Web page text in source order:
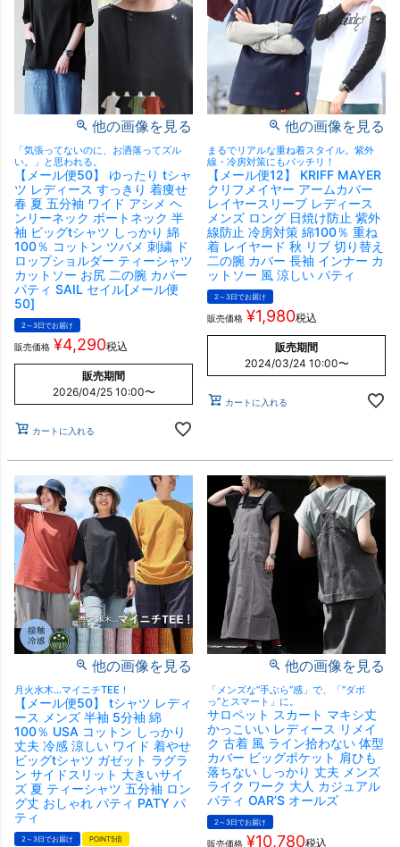
他の画像を見る
「気張ってないのに、お洒落ってズル
い。」と思われる。
【メール便50】 ゆったり tシャ
ツ レディース すっきり 着痩せ
春 夏 五分袖 ワイド アシメ ヘ
ンリーネック ボートネック 半
袖 ビッグtシャツ しっかり 綿
100％ コットン ツバメ 刺繍 ド
ロップショルダー ティーシャツ
カットソー お尻 二の腕 カバー
パティ SAIL セイル[メール便
50]
2～3日でお届け
販売価格 ¥4,290税込
販売期間
2026/04/25 10:00〜
カートに入れる
他の画像を見る
まるでリアルな重ね着スタイル。紫外
線・冷房対策にもバッチリ！
【メール便12】 KRIFF MAYER
クリフメイヤー アームカバー
レイヤースリーブ レディース
メンズ ロング 日焼け防止 紫外
線防止 冷房対策 綿100％ 重ね
着 レイヤード 秋 リブ 切り替え
二の腕 カバー 長袖 インナー カ
ットソー 風 涼しい パティ
2～3日でお届け
販売価格 ¥1,980税込
販売期間
2024/03/24 10:00〜
カートに入れる
他の画像を見る
月火水木…マイニチTEE！
【メール便50】 tシャツ レディ
ース メンズ 半袖 5分袖 綿
100％ USA コットン しっかり
丈夫 冷感 涼しい ワイド 着やせ
ビッグtシャツ ガゼット ラグラ
ン サイドスリット 大きいサイ
ズ 夏 ティーシャツ 五分袖 ロン
グ丈 おしゃれ パティ PATY パ
ティ
2～3日でお届け POINT5倍
他の画像を見る
「メンズな“手ぶら”感」で、「“ダボ
っ”とスマート」に。
サロペット スカート マキシ丈
かっこいい レディース リメイ
ク 古着 風 ライン拾わない 体型
カバー ビッグポケット 肩ひも
落ちない しっかり 丈夫 メンズ
ライク ワーク 大人 カジュアル
パティ OAR’S オールズ
2～3日でお届け
販売価格 ¥10,780税込